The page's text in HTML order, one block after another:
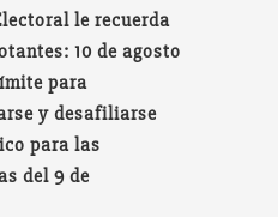
le recuerda
10 de agosto
para
y desafiliarse
para las
del 9 de